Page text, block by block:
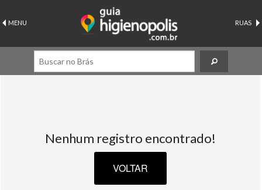
RUAS
MENU
Nenhum registro encontrado!
VOLTAR